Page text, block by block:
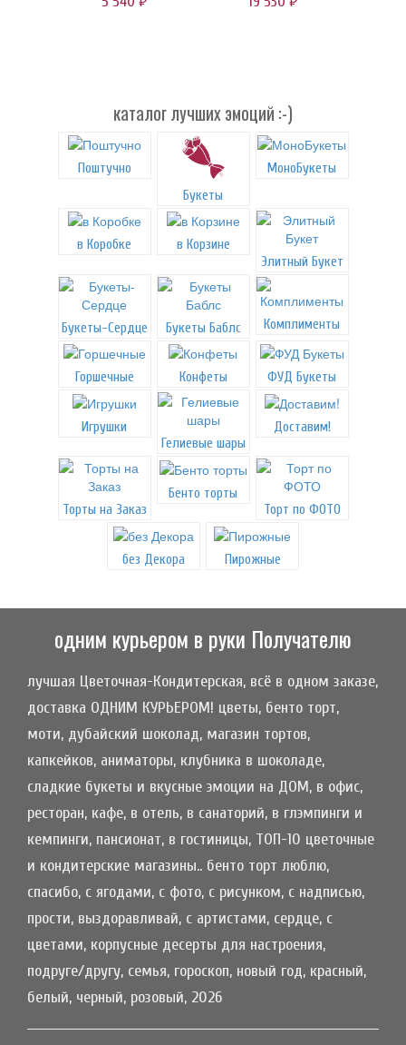
каталог лучших эмоций :-)
Поштучно
Букеты
МоноБукеты
в Коробке
в Корзине
Элитный Букет
Букеты-Сердце Букеты Баблс Комплименты
Горшечные Конфеты ФУД Букеты
Игрушки
Гелиевые шары
Доставим!
Торты на Заказ
Бенто торты
Торт по ФОТО
без Декора Пирожные
одним курьером в руки Получателю
лучшая Цветочная-Кондитерская, всё в одном заказе,
доставка ОДНИМ КУРЬЕРОМ! цветы, бенто торт,
моти, дубайский шоколад, магазин тортов,
капкейков, аниматоры, клубника в шоколаде,
сладкие букеты и вкусные эмоции на ДОМ, в офис,
ресторан, кафе, в отель, в санаторий, в глэмпинги и
кемпинги, пансионат, в гостиницы, ТОП-10 цветочные
и кондитерские магазины.. бенто торт люблю,
спасибо, с ягодами, с фото, с рисунком, с надписью,
прости, выздоравливай, с артистами, сердце, с
цветами, корпусные десерты для настроения,
подруге/другу, семья, гороскоп, новый год, красный,
белый, черный, розовый, 2026